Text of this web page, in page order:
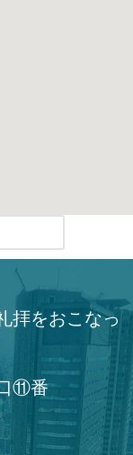
拝をおこなっ
⑪番